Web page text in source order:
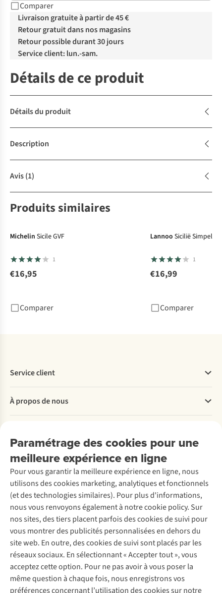
Comparer
Livraison gratuite à partir de 45 €
Retour gratuit dans nos magasins
Retour possible durant 30 jours
Service client: lun.-sam.
Détails de ce produit
Détails du produit
Description
Avis(1)
Produits similaires
Michelin Sicile GVF
1
€16,95
Comparer
Lannoo Sicilië
1
€16,99
Comparer
Paramétrage des cookies pour une
meilleure expérience en ligne
Pour vous garantir la meilleure expérience en ligne, nous
utilisons des cookies marketing, analytiques et fonctionnels
(et des technologies similaires). Pour plus d'informations,
nous vous renvoyons également à notre cookie policy. Sur
nos sites, des tiers placent parfois des cookies de suivi pour
vous montrer des publicités personnalisées en dehors du
site web. En outre, des cookies de suivi sont placés par les
réseaux sociaux. En sélectionnant « Accepter tout », vous
acceptez cette option. Pour ne pas avoir à vous poser la
même question à chaque fois, nous enregistrons vos
préférences concernant l’utilisation des cookies sur notre
Service client
Commander
Payer
Retourner
Rétractation d'une commande
Entretien & réparations
Garantie
Contactez-nous
À propos de nous
Entreprise responsable
À propos d’Ayacucho
Nos magasins
À propos d’A.S.Adventure
Déclaration d'accessibilité
Location / Location sports d’hiver
Seconde-main
Entretien de ski
Service de lavage
Entretien de chaussures
Réparation de chaussures
Réparation de vêtements
Retouches
Pour les entreprises
Découvrez
A.S.Magazine
Explore Camp
Expertise & conseils
Abonnez-vous à la newsletter
Suivez-nous